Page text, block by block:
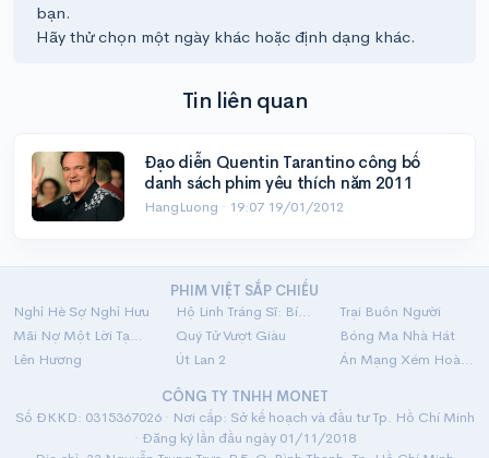
bạn.
Hãy thử chọn một ngày khác hoặc định dạng khác.
Tin liên quan
Đạo diễn Quentin Tarantino công bố
danh sách phim yêu thích năm 2011
HangLuong · 19:07 19/01/2012
PHIM VIỆT SẮP CHIẾU
Nghỉ Hè Sợ Nghỉ Hưu
Hộ Linh Tráng Sĩ: Bí Ẩn Mộ Vua Đinh
Trại Buôn Người
Mãi Nợ Một Lời Tạm Biệt
Quý Tử Vượt Giàu
Bóng Ma Nhà Hát
Lên Hương
Út Lan 2
Án Mạng Xém Hoàn Hảo
CÔNG TY TNHH MONET
Số ĐKKD: 0315367026 · Nơi cấp: Sở kế hoạch và đầu tư Tp. Hồ Chí Minh
· Đăng ký lần đầu ngày 01/11/2018